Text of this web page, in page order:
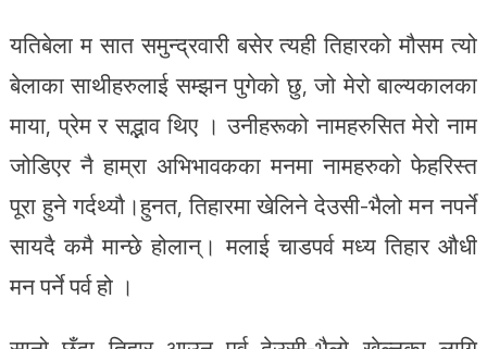
यतिबेला म सात समुन्द्रवारी बसेर त्यही तिहारको मौसम त्यो
बेलाका साथीहरुलाई सम्झन पुगेको छु, जो मेरो बाल्यकालका
माया, प्रेम र सद्भाव थिए । उनीहरूको नामहरुसित मेरो नाम
जोडिएर नै हाम्रा अभिभावकका मनमा नामहरुको फेहरिस्त
पूरा हुने गर्दथ्यौ।हुनत, तिहारमा खेलिने देउसी-भैलो मन नपर्ने
सायदै कमै मान्छे होलान्। मलाई चाडपर्व मध्य तिहार औधी
मन पर्ने पर्व हो ।